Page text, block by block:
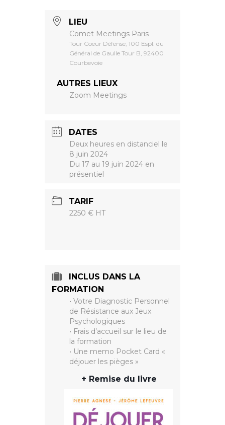
LIEU
Comet Meetings Paris
Tour Coeur Défense, 100 Espl. du
Général de Gaulle Tour B, 92400
Courbevoie
AUTRES LIEUX
Zoom Meetings
DATES
Deux heures en distanciel le
8 juin 2024
Du 17 au 19 juin 2024 en
présentiel
TARIF
2250 € HT
INCLUS DANS LA
FORMATION
• Votre Diagnostic Personnel
de Résistance aux Jeux
Psychologiques
• Frais d’accueil sur le lieu de
la formation
• Une memo Pocket Card «
déjouer les pièges »
+ Remise du livre